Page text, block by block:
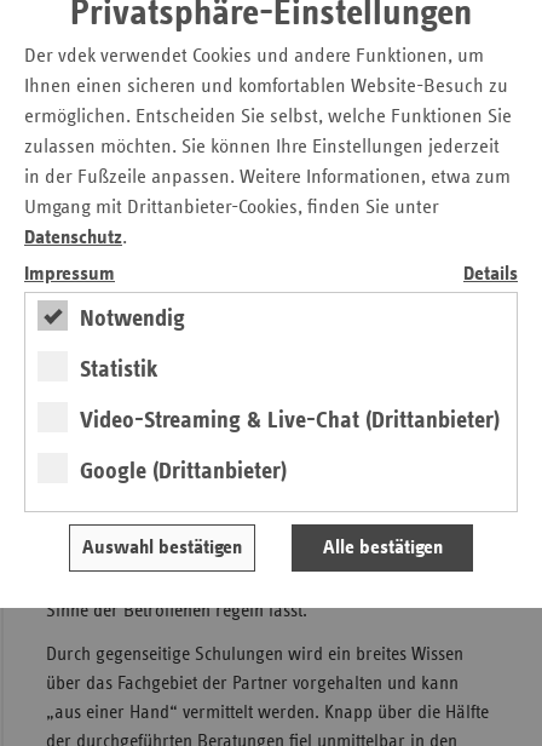
Privatsphäre-Einstellungen
Der vdek verwendet Cookies und andere Funktionen, um
Ihnen einen sicheren und komfortablen Website-Besuch zu
ermöglichen. Entscheiden Sie selbst, welche Funktionen Sie
zulassen möchten. Sie können Ihre Einstellungen jederzeit
in der Fußzeile anpassen. Weitere Informationen, etwa zum
Umgang mit Drittanbieter-Cookies, finden Sie unter
Datenschutz.
Impressum
Details
Notwendig
Statistik
Video-Streaming & Live-Chat (Drittanbieter)
Google (Drittanbieter)
Auswahl bestätigen Alle bestätigen
Flächenland bietet mit der aufsuchenden Beratung und
dem Internetportal eine wohnortnähere Beratung, als dies
mit Pflegestützpunkten entsprechend der Einwohnerzahl
möglich wäre. Eine aufsuchende Beratung bzw.
Versorgungsplanung ermöglicht den Pflegebedürftigen
vielfach erst die Mitbestimmung an der eigenen
Versorgungssituation.
Ein insgesamt erhöhter Beratungsbedarf ist in
großflächigen Landkreisen festzustellen. Allein im
Landkreis Görlitz wurden 47 Prozent der 1.683 Beratungen
abgefordert.
68 Prozent der Beratungsfälle konnten unmittelbar bei der
angefragten Stelle geklärt werden. Für 32 Prozent war die
weitere Kontaktaufnahme zu anderen Partnern des
Netzwerks erforderlich. Hier zahlte sich aus, dass die enge
Kassen und Mitarbeitern der Sozialämter intensiv
entwickelt und ausgebaut wurde, die Ansprechpartner
Sinne der Betroffenen regeln lässt.
Durch gegenseitige Schulungen wird ein breites Wissen
über das Fachgebiet der Partner vorgehalten und kann
„aus einer Hand“ vermittelt werden. Knapp über die Hälfte
der durchgeführten Beratungen fiel unmittelbar in den